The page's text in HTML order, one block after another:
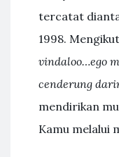
tercatat
1998.
vindaloo…ego
cenderung
mendirikan
Kamu melalui